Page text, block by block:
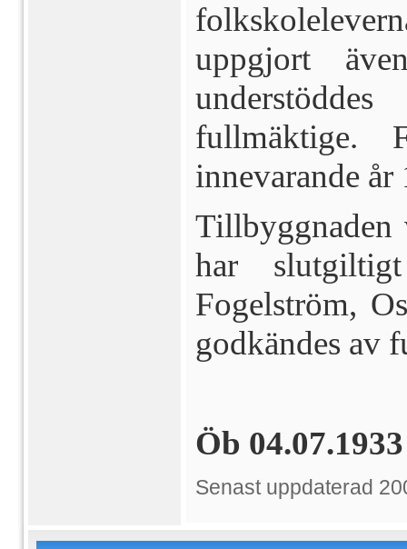
uppgjort
fullmäktige.
innevarande
har
Fogelström,
godkändes
Öb 04.07.1933
Senast uppdaterad